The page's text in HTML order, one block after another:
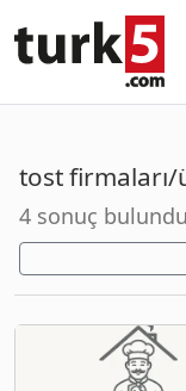
tost
4 sonuç bulundu